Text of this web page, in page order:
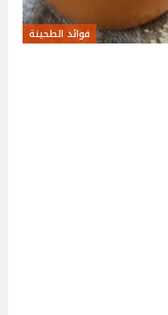
فوائد الطحينة